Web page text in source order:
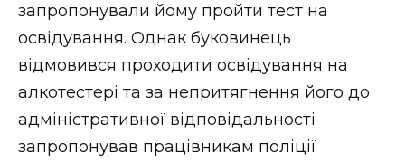
запропонували йому пройти тест на
освідування. Однак буковинець
відмовився проходити освідування на
алкотестері та за непритягнення його до
адміністративної відповідальності
запропонував працівникам поліції